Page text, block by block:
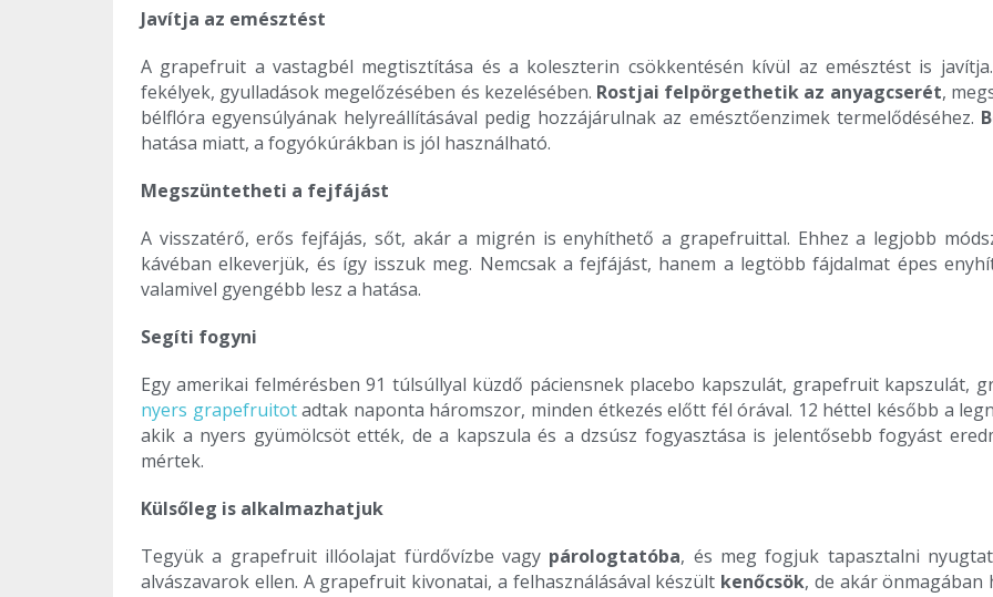
Javítja az emésztést
A grapefruit a vastagbél megtisztítása és a koleszterin csökkentésén kívül az emésztést is
fekélyek, gyulladások megelőzésében és kezelésében. Rostjai felpörgethetik az anyagcserét,
bélflóra egyensúlyának helyreállításával pedig hozzájárulnak az emésztőenzimek termelődéséhez.
hatása miatt, a fogyókúrákban is jól használható.
Megszüntetheti a fejfájást
A visszatérő, erős fejfájás, sőt, akár a migrén is enyhíthető a grapefruittal. Ehhez a legjobb
kávéban elkeverjük, és így isszuk meg. Nemcsak a fejfájást, hanem a legtöbb fájdalmat épes
valamivel gyengébb lesz a hatása.
Segíti fogyni
Egy amerikai felmérésben 91 túlsúllyal küzdő páciensnek placebo kapszulát, grapefruit kapszulát,
nyers grapefruitotadtak naponta háromszor, minden étkezés előtt fél órával. 12 héttel később a
akik a nyers gyümölcsöt ették, de a kapszula és a dzsúsz fogyasztása is jelentősebb fogyást
mértek.
Külsőleg is alkalmazhatjuk
Tegyük a grapefruit illóolajat fürdővízbe vagy párologtatóba, és meg fogjuk tapasztalni
alvászavarok ellen. A grapefruit kivonatai, a felhasználásával készült kenőcsök, de akár önmagában